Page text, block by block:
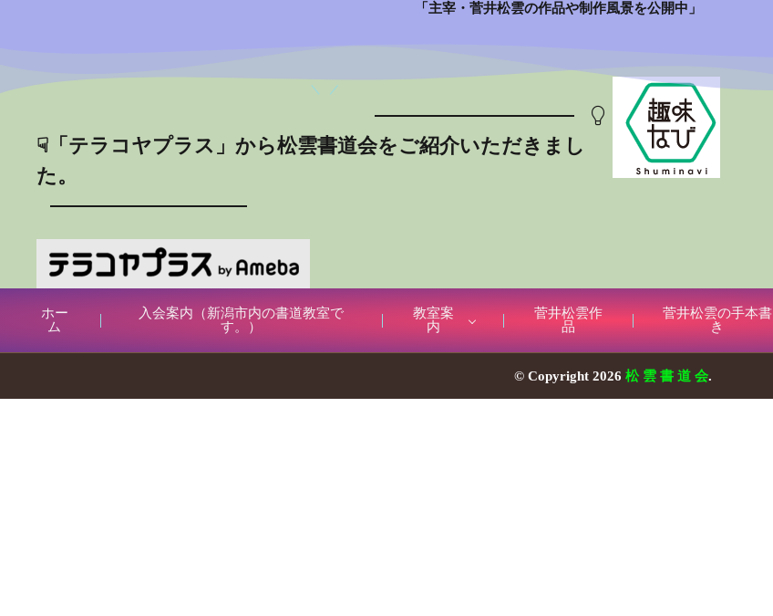
「主宰・菅井松雲の作品や制作風景を公開中」
☟「テラコヤプラス」から松雲書道会をご紹介いただきまし
た。
ホー
ム
入会案内（新潟市内の書道教室で
す。）
教室案
内
菅井松雲作
品
菅井松雲の手本書
き
© Copyright 2026 松 雲 書 道 会.